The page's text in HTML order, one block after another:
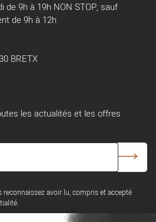
de 9h à 19h NON STOP, sauf
de 9h à 12h
BRETX
les actualités et les offres
reconnaissez avoir lu, compris et accepté